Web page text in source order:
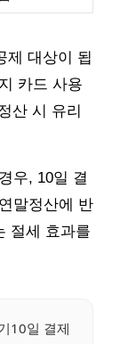
제 대상이 됩
카드 사용
산 시 유리
우, 10일 결
말정산에 반
절세 효과를
10일 결제